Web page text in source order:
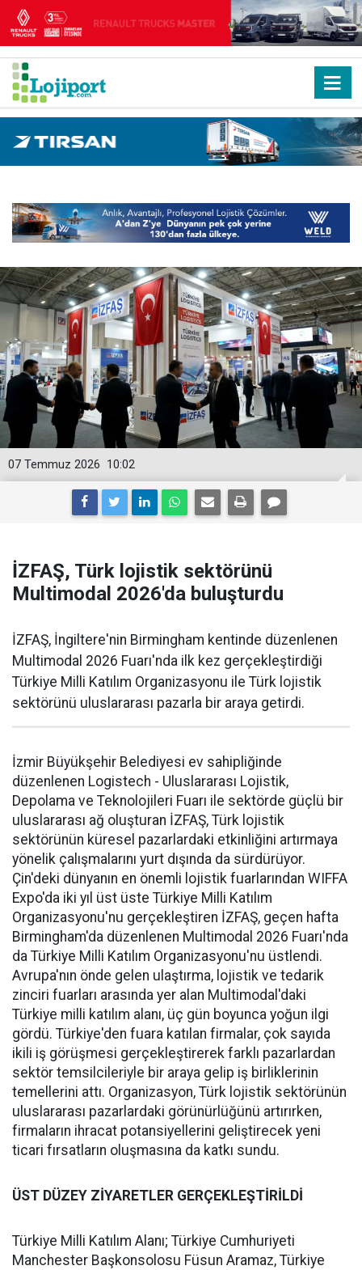
10:02
07 Temmuz 2026
İZFAŞ, Türk lojistik sektörünü
Multimodal 2026'da buluşturdu
İZFAŞ, İngiltere'nin Birmingham kentinde düzenlenen
Multimodal 2026 Fuarı'nda ilk kez gerçekleştirdiği
Türkiye Milli Katılım Organizasyonu ile Türk lojistik
sektörünü uluslararası pazarla bir araya getirdi.
İzmir Büyükşehir Belediyesi ev sahipliğinde
düzenlenen Logistech - Uluslararası Lojistik,
Depolama ve Teknolojileri Fuarı ile sektörde güçlü bir
uluslararası ağ oluşturan İZFAŞ, Türk lojistik
sektörünün küresel pazarlardaki etkinliğini artırmaya
yönelik çalışmalarını yurt dışında da sürdürüyor.
Çin'deki dünyanın en önemli lojistik fuarlarından WIFFA
Expo'da iki yıl üst üste Türkiye Milli Katılım
Organizasyonu'nu gerçekleştiren İZFAŞ, geçen hafta
Birmingham'da düzenlenen Multimodal 2026 Fuarı'nda
da Türkiye Milli Katılım Organizasyonu'nu üstlendi.
Avrupa'nın önde gelen ulaştırma, lojistik ve tedarik
zinciri fuarları arasında yer alan Multimodal'daki
Türkiye milli katılım alanı, üç gün boyunca yoğun ilgi
gördü. Türkiye'den fuara katılan firmalar, çok sayıda
ikili iş görüşmesi gerçekleştirerek farklı pazarlardan
sektör temsilcileriyle bir araya gelip iş birliklerinin
temellerini attı. Organizasyon, Türk lojistik sektörünün
uluslararası pazarlardaki görünürlüğünü artırırken,
firmaların ihracat potansiyellerini geliştirecek yeni
ticari fırsatların oluşmasına da katkı sundu.
ÜST DÜZEY ZİYARETLER GERÇEKLEŞTİRİLDİ
Türkiye Milli Katılım Alanı; Türkiye Cumhuriyeti
Manchester Başkonsolosu Füsun Aramaz, Türkiye